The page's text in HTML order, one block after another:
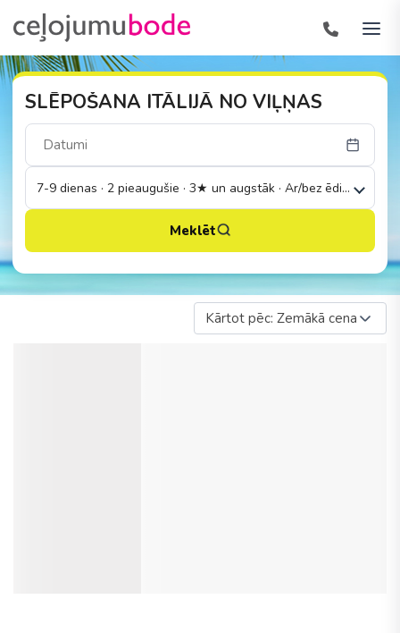
SLĒPOŠANA ITĀLIJĀ NO VIĻŅAS
7-9 dienas · 2 pieaugušie · 3★ un augstāk · Ar/bez ēdināšanas
Meklēt
Kārtot pēc: Zemākā cena